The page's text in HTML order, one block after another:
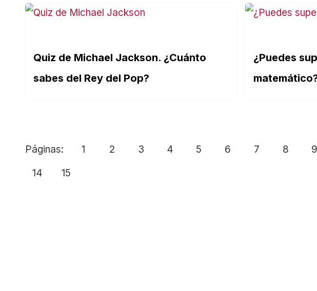
Quiz de Michael Jackson. ¿Cuánto
sabes del Rey del Pop?
¿Puedes
Páginas: 1 2 3 4 5 6 7 8 9
14
15